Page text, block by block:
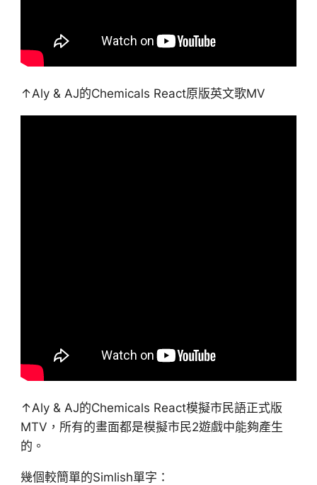
↑Aly & AJ的Chemicals React原版英文歌MV
↑Aly & AJ的Chemicals React模擬市民語正式版
MTV，所有的畫面都是模擬市民2遊戲中能夠產生
的。
幾個較簡單的Simlish單字：